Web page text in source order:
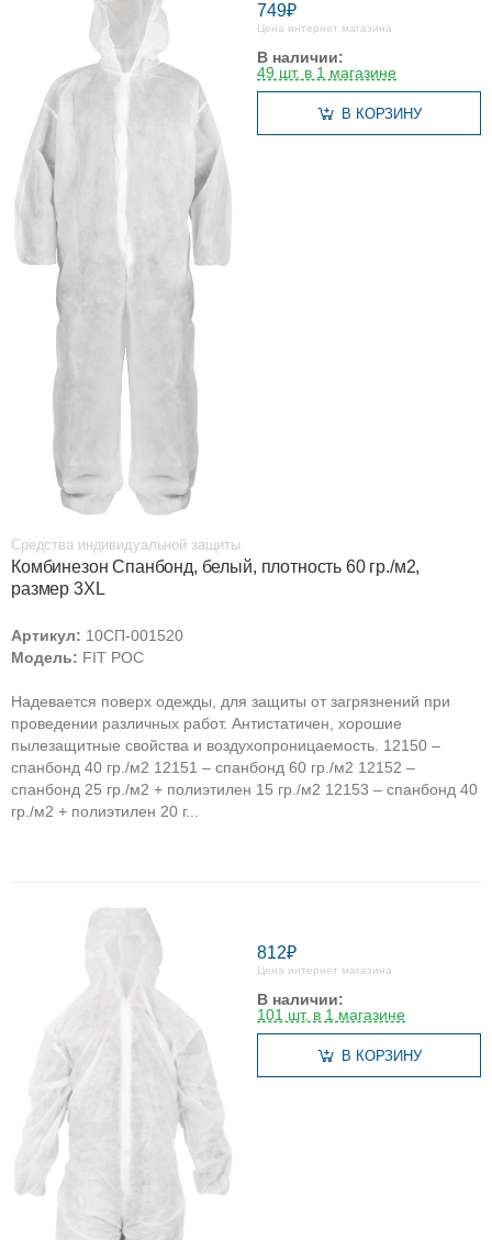
749₽
Цена интернет магазина
В наличии:
49 шт. в 1 магазине
В КОРЗИНУ
Средства индивидуальной защиты
Комбинезон Спанбонд, белый, плотность 60 гр./м2,
размер 3XL
Артикул: 10СП-001520
Модель: FIT РОС
Надевается поверх одежды, для защиты от загрязнений при
проведении различных работ. Антистатичен, хорошие
пылезащитные свойства и воздухопроницаемость. 12150 –
спанбонд 40 гр./м2 12151 – спанбонд 60 гр./м2 12152 –
спанбонд 25 гр./м2 + полиэтилен 15 гр./м2 12153 – спанбонд 40
гр./м2 + полиэтилен 20 г...
812₽
Цена интернет магазина
В наличии:
101 шт. в 1 магазине
В КОРЗИНУ